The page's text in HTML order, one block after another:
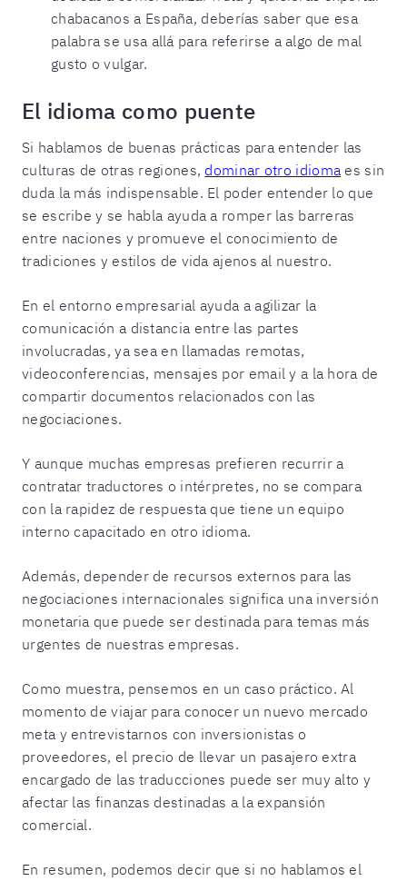
chabacanos a España, deberías saber que esa
palabra se usa allá para referirse a algo de mal
gusto o vulgar.
El idioma como puente
Si hablamos de buenas prácticas para entender las
culturas de otras regiones, dominar otro idioma es sin
duda la más indispensable. El poder entender lo que
se escribe y se habla ayuda a romper las barreras
entre naciones y promueve el conocimiento de
tradiciones y estilos de vida ajenos al nuestro.
En el entorno empresarial ayuda a agilizar la
comunicación a distancia entre las partes
involucradas, ya sea en llamadas remotas,
videoconferencias, mensajes por email y a la hora de
compartir documentos relacionados con las
negociaciones.
Y aunque muchas empresas prefieren recurrir a
contratar traductores o intérpretes, no se compara
con la rapidez de respuesta que tiene un equipo
interno capacitado en otro idioma.
Además, depender de recursos externos para las
negociaciones internacionales significa una inversión
monetaria que puede ser destinada para temas más
urgentes de nuestras empresas.
Como muestra, pensemos en un caso práctico. Al
momento de viajar para conocer un nuevo mercado
meta y entrevistarnos con inversionistas o
proveedores, el precio de llevar un pasajero extra
encargado de las traducciones puede ser muy alto y
afectar las finanzas destinadas a la expansión
comercial.
En resumen, podemos decir que si no hablamos el